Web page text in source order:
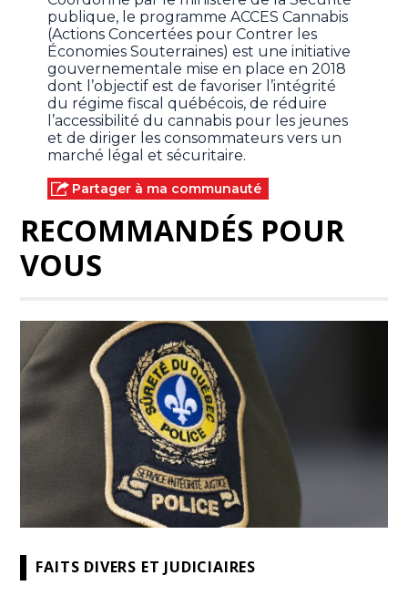
publique, le programme ACCES Cannabis
(Actions Concertées pour Contrer les
Économies Souterraines) est une initiative
gouvernementale mise en place en 2018
dont l’objectif est de favoriser l’intégrité
du régime fiscal québécois, de réduire
l’accessibilité du cannabis pour les jeunes
et de diriger les consommateurs vers un
marché légal et sécuritaire.
Partager à ma communauté
RECOMMANDÉS POUR
VOUS
FAITS DIVERS ET JUDICIAIRES